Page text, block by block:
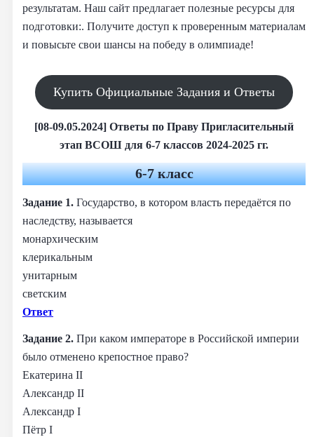
результатам. Наш сайт предлагает полезные ресурсы для
подготовки:. Получите доступ к проверенным материалам
и повысьте свои шансы на победу в олимпиаде!
Купить Официальные Задания и Ответы
[08-09.05.2024] Ответы по Праву Пригласительный
этап ВСОШ для 6-7 классов 2024-2025 гг.
6-7 класс
Задание 1. Государство, в котором власть передаётся по
наследству, называется
монархическим
клерикальным
унитарным
светским
Ответ
Задание 2. При каком императоре в Российской империи
было отменено крепостное право?
Екатерина II
Александр II
Александр I
Пётр I